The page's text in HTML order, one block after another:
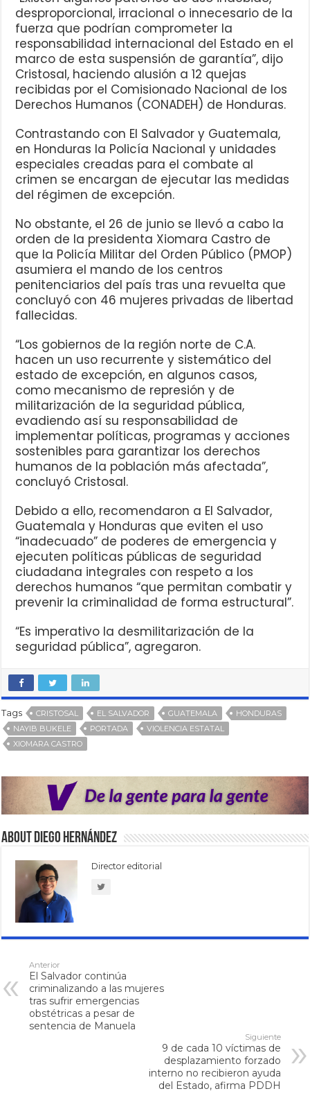
desproporcional, irracional o innecesario de la
fuerza que podrían comprometer la
responsabilidad internacional del Estado en el
marco de esta suspensión de garantía”, dijo
Cristosal, haciendo alusión a 12 quejas
recibidas por el Comisionado Nacional de los
Derechos Humanos (CONADEH) de Honduras.
Contrastando con El Salvador y Guatemala,
en Honduras la Policía Nacional y unidades
especiales creadas para el combate al
crimen se encargan de ejecutar las medidas
del régimen de excepción.
No obstante, el 26 de junio se llevó a cabo la
orden de la presidenta Xiomara Castro de
que la Policía Militar del Orden Público (PMOP)
asumiera el mando de los centros
penitenciarios del país tras una revuelta que
concluyó con 46 mujeres privadas de libertad
fallecidas.
“Los gobiernos de la región norte de C.A.
hacen un uso recurrente y sistemático del
estado de excepción, en algunos casos,
como mecanismo de represión y de
militarización de la seguridad pública,
evadiendo así su responsabilidad de
implementar políticas, programas y acciones
sostenibles para garantizar los derechos
humanos de la población más afectada”,
concluyó Cristosal.
Debido a ello, recomendaron a El Salvador,
Guatemala y Honduras que eviten el uso
“inadecuado” de poderes de emergencia y
ejecuten políticas públicas de seguridad
ciudadana integrales con respeto a los
derechos humanos “que permitan combatir y
prevenir la criminalidad de forma estructural”.
“Es imperativo la desmilitarización de la
seguridad pública”, agregaron.
Tags CRISTOSAL EL SALVADOR GUATEMALA
HONDURAS
NAYIB BUKELE
PORTADA
VIOLENCIA ESTATAL
XIOMARA CASTRO
About Diego Hernández
Director editorial
Anterior
El Salvador continúa
criminalizando a las mujeres
tras sufrir emergencias
obstétricas a pesar de
sentencia de Manuela
Siguiente
9 de cada 10 víctimas de
desplazamiento forzado
interno no recibieron ayuda
del Estado, afirma PDDH